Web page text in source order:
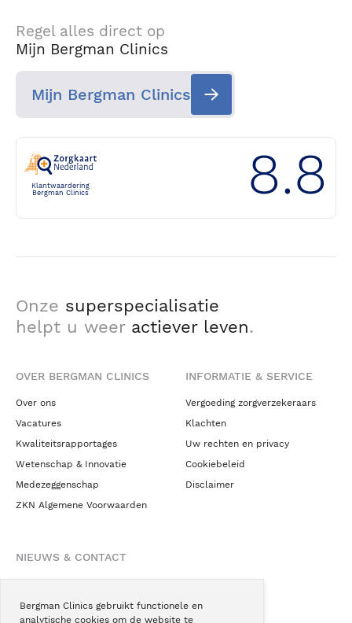
Bergman Clinics gebruikt functionele en
analytische cookies om de website te
Regel alles direct op
Mijn Bergman Clinics
Mijn Bergman Clinics
Klantwaardering
Bergman Clinics
8.8
Onze superspecialisatie
helpt u weer actiever leven.
OVER BERGMAN CLINICS
Over ons
Vacatures
Kwaliteitsrapportages
Wetenschap & Innovatie
Medezeggenschap
ZKN Algemene Voorwaarden
INFORMATIE & SERVICE
Vergoeding zorgverzekeraars
Klachten
Uw rechten en privacy
Cookiebeleid
Disclaimer
NIEUWS & CONTACT
Blogs